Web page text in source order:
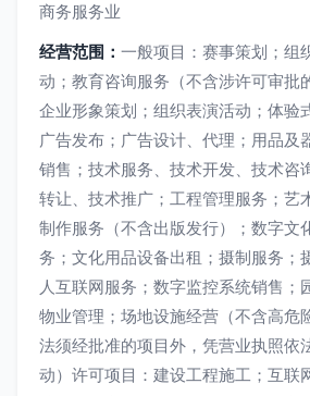
商务服务业
经营范围： 一般项目：赛事策划；组
动；教育咨询服务（不含涉许可审批
企业形象策划；组织表演活动；体验
广告发布；广告设计、代理；用品及
销售；技术服务、技术开发、技术咨
转让、技术推广；工程管理服务；艺
制作服务（不含出版发行）；数字文
务；文化用品设备出租；摄制服务；
人互联网服务；数字监控系统销售；
物业管理；场地设施经营（不含高危
法须经批准的项目外，凭营业执照依
动）许可项目：建设工程施工；互联